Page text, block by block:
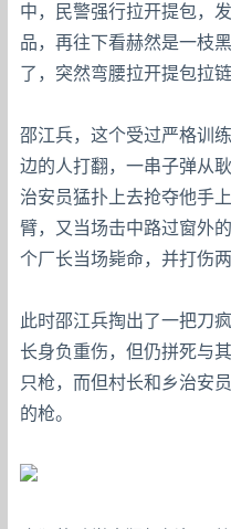
中，民警强行拉开提包，
品，再往下看赫然是一枝
了，突然弯腰拉开提包拉
邵江兵，这个受过严格训
边的人打翻，一串子弹从
治安员猛扑上去抢夺他手
臂，又当场击中路过窗外
个厂长当场毙命，并打伤两
此时邵江兵掏出了一把刀
长身负重伤，但仍拼死与
只枪，而但村长和乡治安
的枪。